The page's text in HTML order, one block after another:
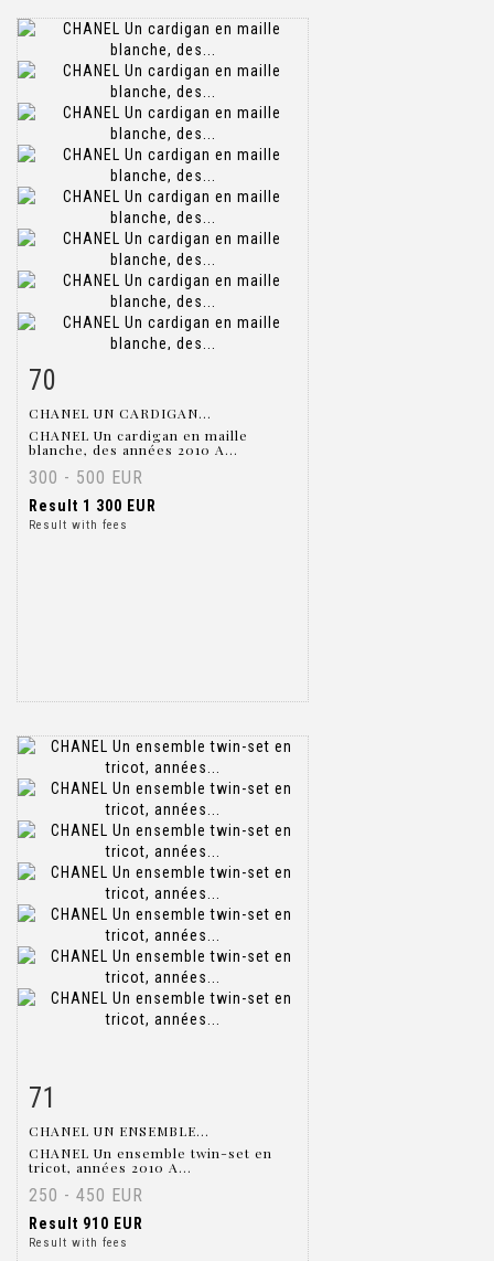
70
CHANEL UN CARDIGAN...
CHANEL Un cardigan en maille
blanche, des années 2010 A...
300 - 500 EUR
Result 1 300 EUR
Result with fees
71
CHANEL UN ENSEMBLE...
CHANEL Un ensemble twin-set en
tricot, années 2010 A...
250 - 450 EUR
Result 910 EUR
Result with fees